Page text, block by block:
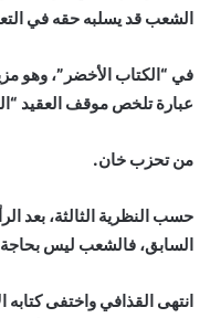
الشعب قد يسلبه حقه في
في “الكتاب الأخضر”، وهو
عبارة تلخص موقف العقيد
من تحزب خان.
حسب النظرية الثالثة، بعد
السابق، فالشعب ليس
انتهى القذافي واختفى كتابه